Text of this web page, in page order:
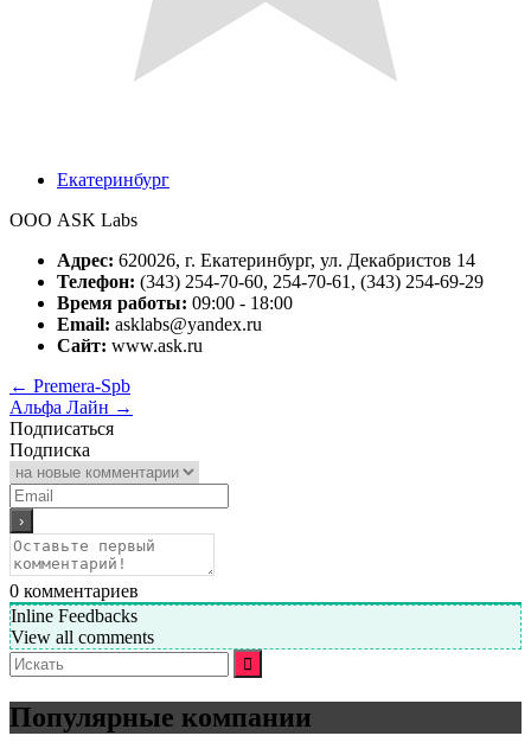
Екатеринбург
ООО ASK Labs
Адрес: 620026, г. Екатеринбург, ул. Декабристов 14
Телефон: (343) 254-70-60, 254-70-61, (343) 254-69-29
Время работы: 09:00 - 18:00
Email: asklabs@yandex.ru
Сайт: www.ask.ru
← Premera-Spb
Альфа Лайн →
Подписаться
Подписка
0 комментариев
Inline Feedbacks
View all comments
Искать:
Популярные компании